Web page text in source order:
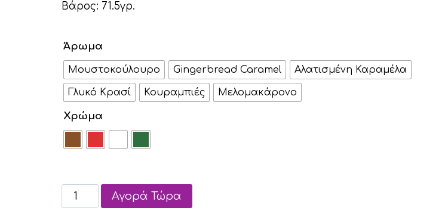
Βάρος: 71.5γρ.
Άρωμα
Μουστοκούλουρο Gingerbread Caramel Αλατισμένη Καραμέλα
Γλυκό Κρασί Κουραμπιές Μελομακάρονο
Χρώμα
Κερί
Σόγιας
Αγορά Τώρα